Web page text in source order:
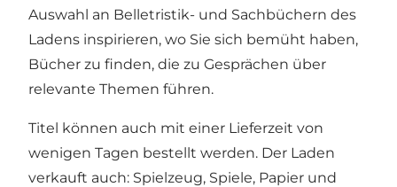
Auswahl an Belletristik- und Sachbüchern des
Ladens inspirieren, wo Sie sich bemüht haben,
Bücher zu finden, die zu Gesprächen über
relevante Themen führen.
Titel können auch mit einer Lieferzeit von
wenigen Tagen bestellt werden. Der Laden
verkauft auch: Spielzeug, Spiele, Papier und